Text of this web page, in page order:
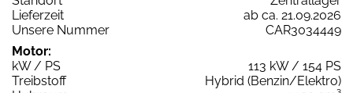
Lieferzeit
ab ca. 21.09.2026
Unsere Nummer
CAR3034449
Motor:
kW / PS
113 kW / 154 PS
Treibstoff
Hybrid (Benzin/Elektro)